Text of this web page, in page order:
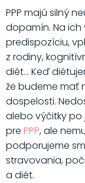
PPP majú silný
dopamín. Na ich
predispozíciu,
z rodiny,
diét... Keď
že budeme mať
dospelosti.
alebo výčitky po
pre PPP, ale
podporujeme
stravovania,
a diét.